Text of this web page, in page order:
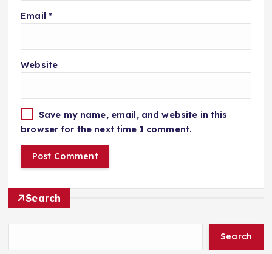
Email *
Website
Save my name, email, and website in this
browser for the next time I comment.
Search
Search